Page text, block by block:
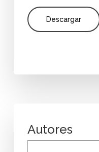
Descargar
Autores